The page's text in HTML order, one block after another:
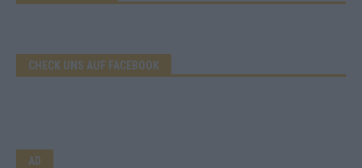
CHECK UNS AUF FACEBOOK
AD